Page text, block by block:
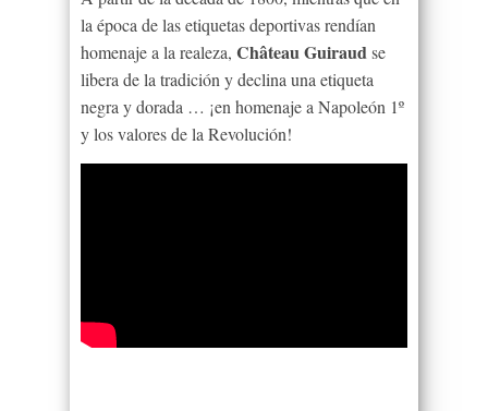
la época de las etiquetas deportivas rendían
homenaje a la realeza, Château Guiraudse
libera de la tradición y declina una etiqueta
negra y dorada … ¡en homenaje a Napoleón 1º
y los valores de la Revolución!